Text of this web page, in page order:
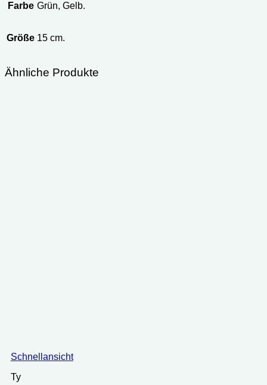
Farbe Grün, Gelb.
Größe 15 cm.
Ähnliche Produkte
Schnellansicht
Ty